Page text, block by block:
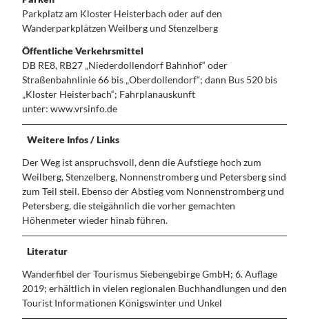
Parkplatz am Kloster Heisterbach oder auf den
Wanderparkplätzen Weilberg und Stenzelberg
Öffentliche Verkehrsmittel
DB RE8, RB27 „Niederdollendorf Bahnhof“ oder
Straßenbahnlinie 66 bis „Oberdollendorf“; dann Bus 520 bis
„Kloster Heisterbach“; Fahrplanauskunft
unter: www.vrsinfo.de
Weitere Infos / Links
Der Weg ist anspruchsvoll, denn die Aufstiege hoch zum
Weilberg, Stenzelberg, Nonnenstromberg und Petersberg sind
zum Teil steil. Ebenso der Abstieg vom Nonnenstromberg und
Petersberg, die steigähnlich die vorher gemachten
Höhenmeter wieder hinab führen.
Literatur
Wanderfibel der Tourismus Siebengebirge GmbH; 6. Auflage
2019; erhältlich in vielen regionalen Buchhandlungen und den
Tourist Informationen Königswinter und Unkel